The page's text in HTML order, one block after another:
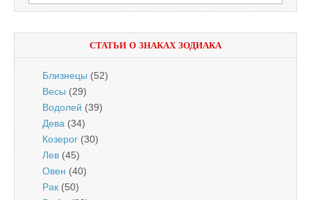
СТАТЬИ О ЗНАКАХ ЗОДИАКА
Близнецы (52)
Весы (29)
Водолей (39)
Дева (34)
Козерог (30)
Лев (45)
Овен (40)
Рак (50)